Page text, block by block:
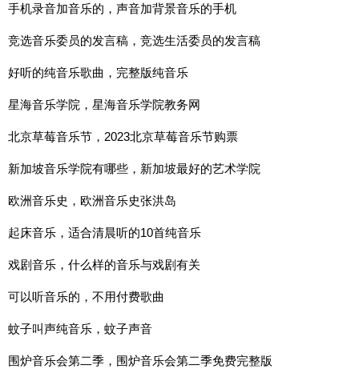
手机录音加音乐的，声音加背景音乐的手机
竞选音乐委员的发言稿，竞选生活委员的发言稿
好听的纯音乐歌曲，完整版纯音乐
星海音乐学院，星海音乐学院教务网
北京草莓音乐节，2023北京草莓音乐节购票
新加坡音乐学院有哪些，新加坡最好的艺术学院
欧洲音乐史，欧洲音乐史张洪岛
起床音乐，适合清晨听的10首纯音乐
戏剧音乐，什么样的音乐与戏剧有关
可以听音乐的，不用付费歌曲
蚊子叫声纯音乐，蚊子声音
围炉音乐会第二季，围炉音乐会第二季免费完整版